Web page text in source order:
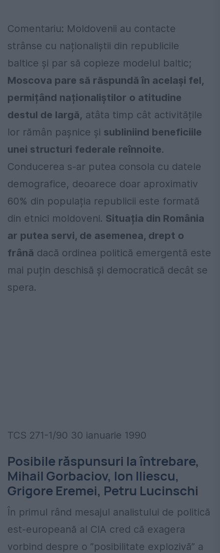
Comentariu: Moldovenii au contacte
strânse cu naționaliștii din republicile
baltice și par să copieze modelul baltic;
Moscova pare să răspundă în același fel,
permițând naționaliștilor o atitudine
destul de largă, atâta timp cât activitățile
lor rămân pașnice și subliniind beneficiile
unei structuri federale reînnoite.
Conducerea s-ar putea consola cu datele
demografice, deoarece doar aproximativ
60% din populația republicii este formată
din etnici moldoveni. Situația din România
ar putea servi, de asemenea, drept o
frână dacă ordinea politică emergentă este
mai puțin deschisă și democratică decât se
spera.
TCS 271-1/90 30 ianuarie 1990
Posibile răspunsuri la întrebare,
Mihail Gorbaciov, Ion Iliescu,
Grigore Eremei, Petru Lucinschi
În primul rând mesajul analistului de politică
est-europeană al CIA cred că exagera
vorbind despre o ”posibilitate explozivă” a